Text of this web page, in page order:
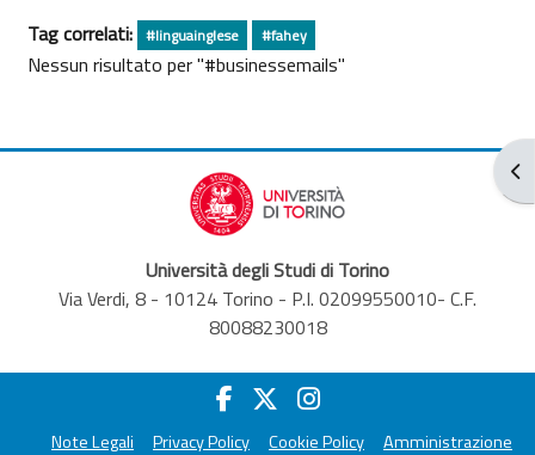
Tag correlati: #linguainglese #fahey
Nessun risultato per "#businessemails"
Università degli Studi di Torino
Via Verdi, 8 - 10124 Torino - P.I. 02099550010- C.F.
80088230018
Note Legali Privacy Policy Cookie Policy
Amministrazione